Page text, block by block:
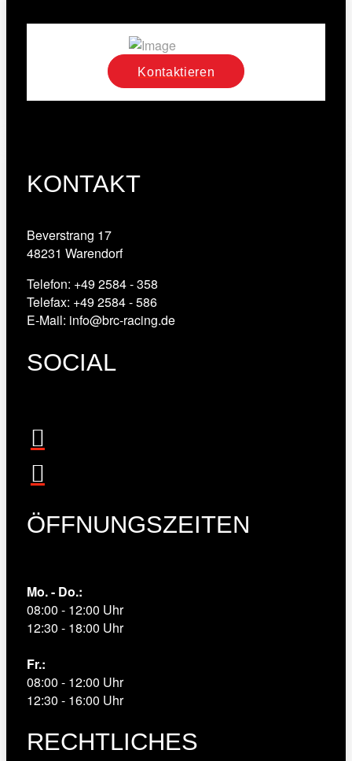
Kontaktieren
KONTAKT
Beverstrang 17
48231 Warendorf
Telefon: +49 2584 - 358
Telefax: +49 2584 - 586
E-Mail: info@brc-racing.de
SOCIAL
ÖFFNUNGSZEITEN
Mo. - Do.:
08:00 - 12:00 Uhr
12:30 - 18:00 Uhr
Fr.:
08:00 - 12:00 Uhr
12:30 - 16:00 Uhr
RECHTLICHES